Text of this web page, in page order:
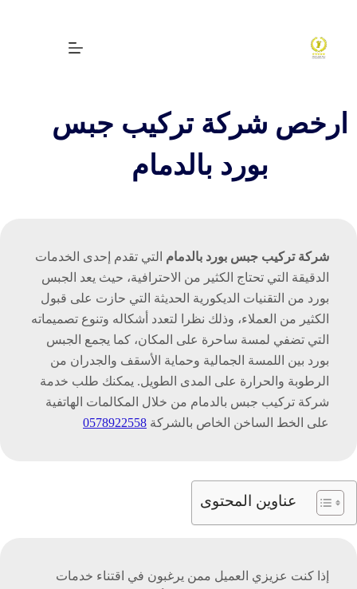
المحتوى
ارخص شركة تركيب جبس
بورد بالدمام
شركة تركيب جبس بورد بالدمام التي تقدم إحدى الخدمات
الدقيقة التي تحتاج الكثير من الاحترافية، حيث يعد الجبس
بورد من التقنيات الديكورية الحديثة التي حازت على قبول
الكثير من العملاء، وذلك نظرا لتعدد أشكاله وتنوع تصميماته
التي تضفي لمسة ساحرة على المكان، كما يجمع الجبس
بورد بين اللمسة الجمالية وحماية الأسقف والجدران من
الرطوبة والحرارة على المدى الطويل. يمكنك طلب خدمة
شركة تركيب جبس بالدمام من خلال المكالمات الهاتفية
على الخط الساخن الخاص بالشركة 0578922558
عناوين المحتوى
إذا كنت عزيزي العميل ممن يرغبون في اقتناء خدمات